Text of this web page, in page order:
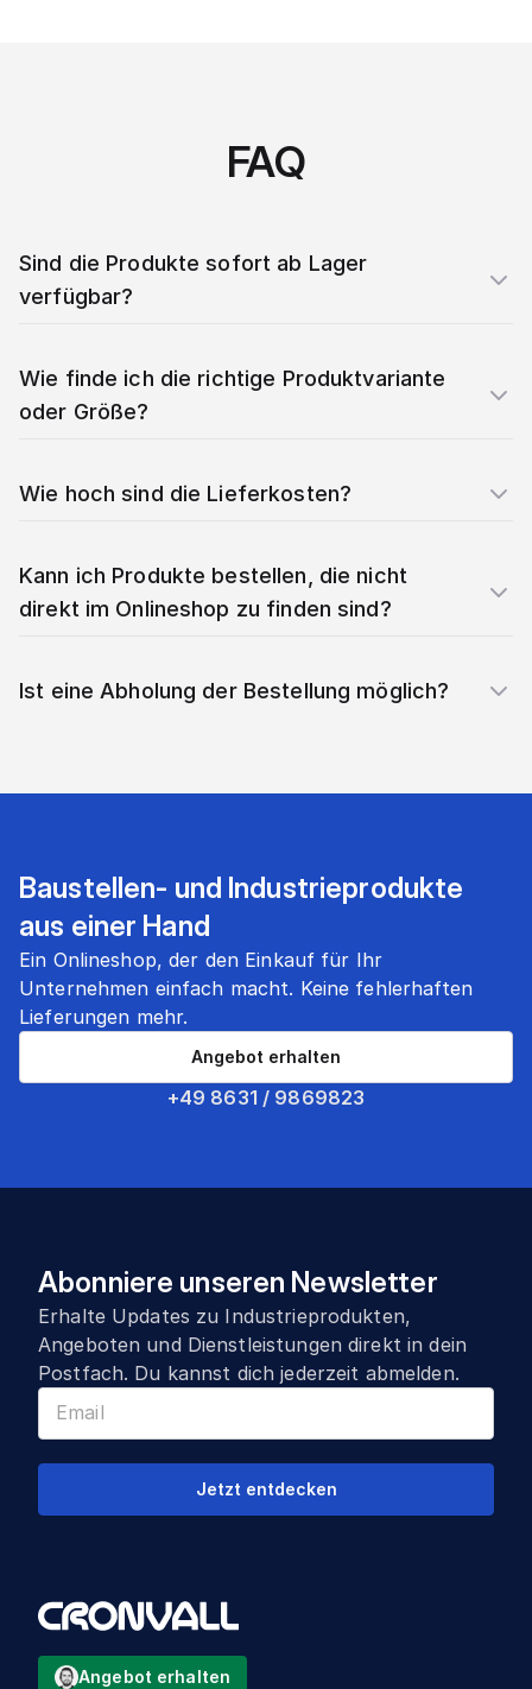
FAQ
Sind die Produkte sofort ab Lager
verfügbar?
Wie finde ich die richtige Produktvariante
oder Größe?
Wie hoch sind die Lieferkosten?
Kann ich Produkte bestellen, die nicht
direkt im Onlineshop zu finden sind?
Ist eine Abholung der Bestellung möglich?
Baustellen- und Industrieprodukte
aus einer Hand
Ein Onlineshop, der den Einkauf für Ihr
Unternehmen einfach macht. Keine fehlerhaften
Lieferungen mehr.
+49 8631 / 9869823
Angebot erhalten
Abonniere unseren Newsletter
Erhalte Updates zu Industrieprodukten,
Angeboten und Dienstleistungen direkt in dein
Postfach. Du kannst dich jederzeit abmelden.
Jetzt entdecken
Angebot erhalten